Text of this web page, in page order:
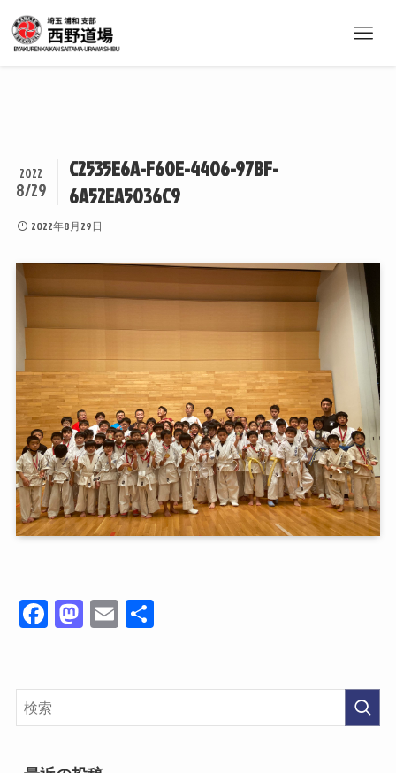
C2535E6A-F60E-4406-97BF-
6A52EA5036C9
2022
8/29
2022年8月29日
Fa
ce
ok
M
as
do
n
E
m
共